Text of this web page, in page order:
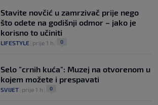
Stavite novčić u zamrzivač prije nego
što odete na godišnji odmor – jako je
korisno to učiniti
LIFESTYLE prije 1 h 0
Selo "crnih kuća": Muzej na otvorenom u
kojem možete i prespavati
SVIJET prije 1 h 0